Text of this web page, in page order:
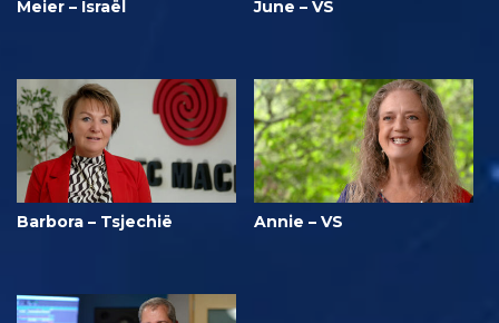
Meier – Israël June – VS
Barbora – Tsjechië Annie – VS